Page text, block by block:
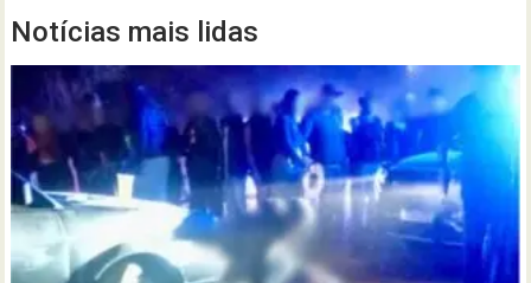
Notícias mais lidas